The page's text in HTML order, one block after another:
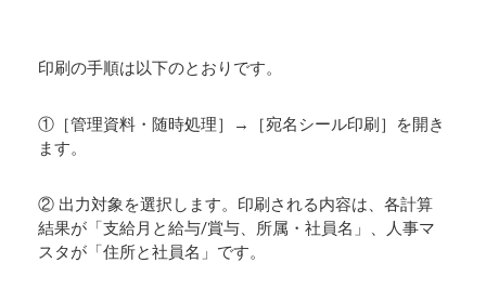
印刷の手順は以下のとおりです。
①［管理資料・随時処理］→［宛名シール印刷］を開き
ます。
② 出力対象を選択します。印刷される内容は、各計算
結果が「支給月と給与/賞与、所属・社員名」、人事マ
スタが「住所と社員名」です。